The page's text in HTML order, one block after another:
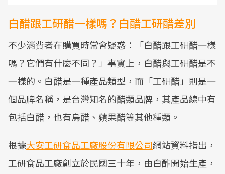
白醋跟工研醋一樣嗎？白醋工研醋差別
不少消費者在購買時常會疑惑：「白醋跟工研醋一樣
嗎？它們有什麼不同？」事實上，白醋與工研醋是不
一樣的。白醋是一種產品類型，而「工研醋」則是一
個品牌名稱，是台灣知名的醋類品牌，其產品線中有
包括白醋，也有烏醋、蘋果醋等其他種類。
根據大安工研食品工廠股份有限公司網站資料指出，
工研食品工廠創立於民國三十年，由白酢開始生產，